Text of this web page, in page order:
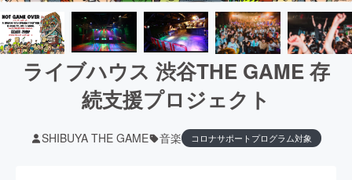
ライブハウス 渋谷THE GAME 存
続支援プロジェクト
SHIBUYA THE GAME 音楽 コロナサポートプログラム対象